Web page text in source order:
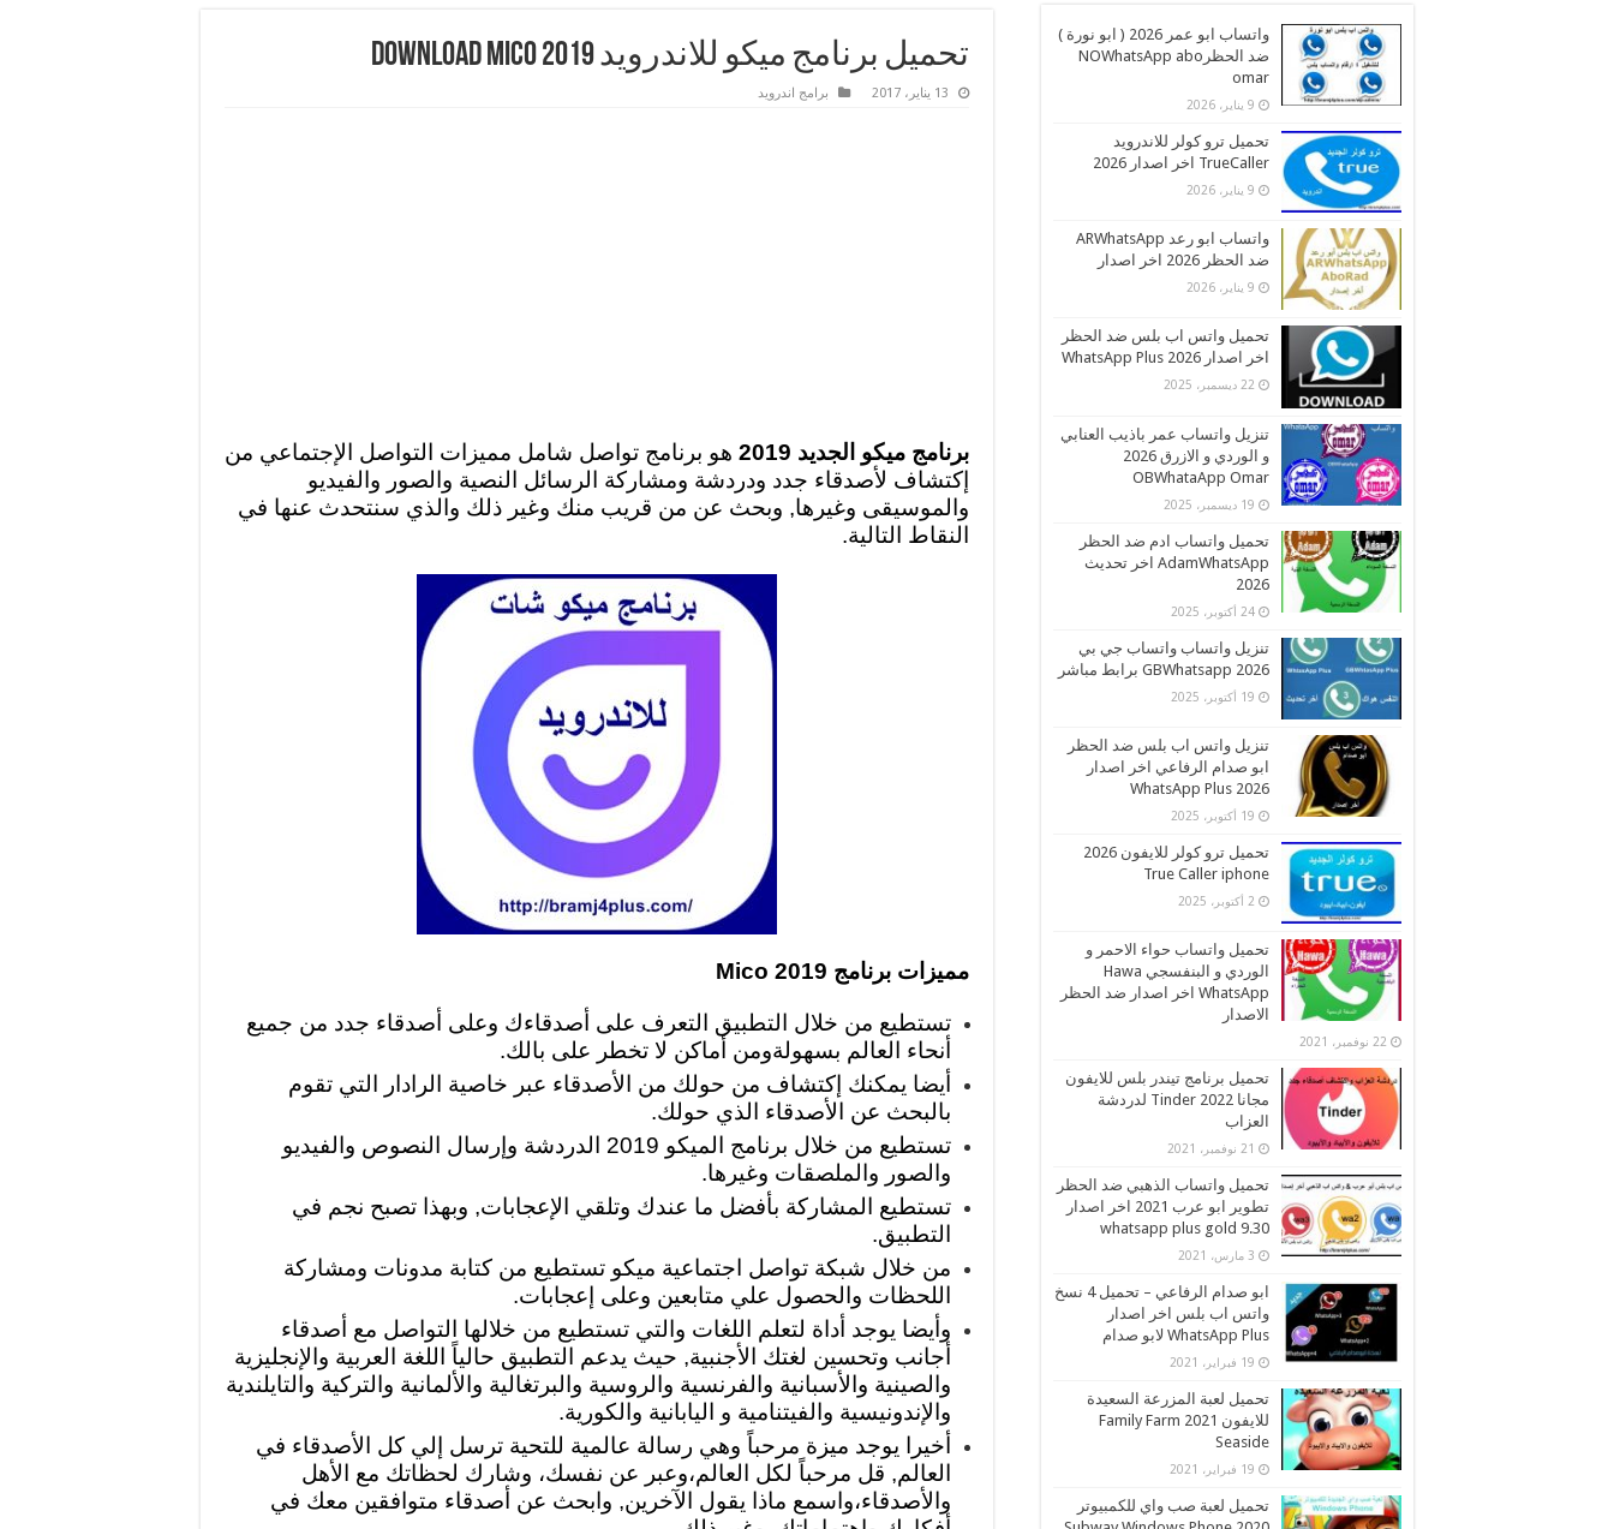
تحميل برنامج ميكو للاندرويد 2019 Download Mico
13 يناير، 2017 برامج اندرويد
برنامج ميكو الجديد 2019
هو برنامج تواصل شامل مميزات التواصل الإجتماعي من
إكتشاف لأصدقاء جدد ودردشة ومشاركة الرسائل النصية والصور والفيديو
والموسيقى وغيرها, وبحث عن من قريب منك وغير ذلك والذي سنتحدث عنها في
النقاط التالية.
مميزات برنامج Mico 2019
تستطيع من خلال التطبيق التعرف على أصدقاءك وعلى أصدقاء جدد من جميع
أنحاء العالم بسهولةومن أماكن لا تخطر على بالك.
أيضا يمكنك إكتشاف من حولك من الأصدقاء عبر خاصية الرادار التي تقوم
بالبحث عن الأصدقاء الذي حولك.
تستطيع من خلال برنامج الميكو 2019 الدردشة وإرسال النصوص والفيديو
والصور والملصقات وغيرها.
تستطيع المشاركة بأفضل ما عندك وتلقي الإعجابات, وبهذا تصبح نجم في
التطبيق.
من خلال شبكة تواصل اجتماعية ميكو تستطيع من كتابة مدونات ومشاركة
اللحظات والحصول علي متابعين وعلى إعجابات.
وأيضا يوجد أداة لتعلم اللغات والتي تستطيع من خلالها التواصل مع أصدقاء
أجانب وتحسين لغتك الأجنبية, حيث يدعم التطبيق حالياً اللغة العربية والإنجليزية
والصينية والأسبانية والفرنسية والروسية والبرتغالية والألمانية والتركية والتايلندية
والإندونيسية والفيتنامية و اليابانية والكورية.
أخيرا يوجد ميزة مرحباً وهي رسالة عالمية للتحية ترسل إلي كل الأصدقاء في
العالم, قل مرحباً لكل العالم،وعبر عن نفسك، وشارك لحظاتك مع الأهل
والأصدقاء،واسمع ماذا يقول الآخرين, وابحث عن أصدقاء متوافقين معك في
واتساب ابو عمر 2026 ( ابو نورة )
ضد الحظرNOWhatsApp abo
omar
9 يناير، 2026
تحميل ترو كولر للاندرويد
TrueCaller اخر اصدار 2026
9 يناير، 2026
واتساب ابو رعد ARWhatsApp
ضد الحظر 2026 اخر اصدار
9 يناير، 2026
تحميل واتس اب بلس ضد الحظر
اخر اصدار 2026 WhatsApp Plus
22 ديسمبر، 2025
تنزيل واتساب عمر باذيب العنابي
و الوردي و الازرق 2026
OBWhataApp Omar
19 ديسمبر، 2025
تحميل واتساب ادم ضد الحظر
AdamWhatsApp اخر تحديث
2026
24 أكتوبر، 2025
تنزيل واتساب واتساب جي بي
2026 GBWhatsapp برابط مباشر
19 أكتوبر، 2025
تنزيل واتس اب بلس ضد الحظر
ابو صدام الرفاعي اخر اصدار
2026 WhatsApp Plus
19 أكتوبر، 2025
تحميل ترو كولر للايفون 2026
True Caller iphone
2 أكتوبر، 2025
تحميل واتساب حواء الاحمر و
الوردي و البنفسجي Hawa
WhatsApp اخر اصدار ضد الحظر
الاصدار
22 نوفمبر، 2021
تحميل برنامج تيندر بلس للايفون
مجانا 2022 Tinder لدردشة
العزاب
21 نوفمبر، 2021
تحميل واتساب الذهبي ضد الحظر
تطوير ابو عرب 2021 اخر اصدار
whatsapp plus gold 9.30
3 مارس، 2021
ابو صدام الرفاعي – تحميل 4 نسخ
واتس اب بلس اخر اصدار
WhatsApp Plus لابو صدام
19 فبراير، 2021
تحميل لعبة المزرعة السعيدة
للايفون 2021 Family Farm
Seaside
19 فبراير، 2021
تحميل لعبة صب واي للكمبيوتر